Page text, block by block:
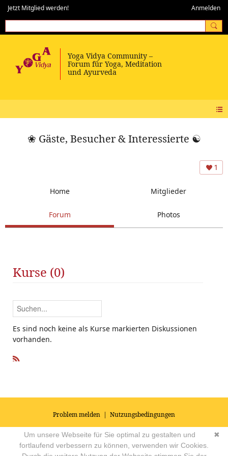
Jetzt Mitglied werden! Anmelden
❀ Gäste, Besucher & Interessierte ☯
1
Home Mitglieder
Forum Photos
Kurse (0)
Es sind noch keine als Kurse markierten Diskussionen
vorhanden.
Problem melden | Nutzungsbedingungen
© 2026Impressum|Datenschutz|AGB's| Yoga Vidya Community -
Forum für Yoga, Meditation und Ayurveda Powered by
✖
Um unsere Webseite für Sie optimal zu gestalten und
fortlaufend verbessern zu können, verwenden wir Cookies.